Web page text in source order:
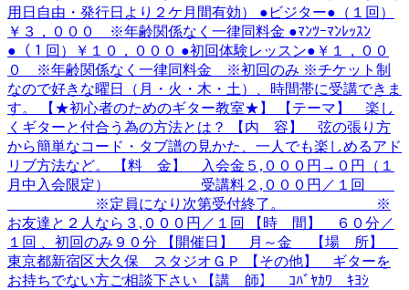
用日自由・発行日より２ケ月間有効） ●ビジター●（１回）
￥３，０００ ※年齢関係なく一律同料金 ●ﾏﾝﾂｰﾏﾝﾚｯｽﾝ
●（１回）￥１０，０００ ●初回体験レッスン●￥１，００
０ ※年齢関係なく一律同料金 ※初回のみ ※チケット制
なので好きな曜日（月・火・木・土）、時間帯に受講できま
す。 【★初心者のためのギター教室★】 【テーマ】 楽し
くギターと付合う為の方法とは？ 【内 容】 弦の張り方
から簡単なコード・タブ譜の見かた、一人でも楽しめるアド
リブ方法など。 【料 金】 入会金５,０００円→０円（１
月中入会限定） 受講料２,０００円／１回
※定員になり次第受付終了。 ※
お友達と２人なら３,０００円／１回 【時 間】 ６０分／
１回 、初回のみ９０分 【開催日】 月～金 【場 所】
東京都新宿区大久保 スタジオＧＰ 【その他】 ギターを
お持ちでない方ご相談下さい 【講 師】 ｺﾊﾞﾔｶﾜ ｷﾖｼ